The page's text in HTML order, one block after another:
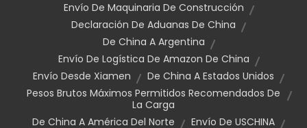
Envío De Maquinaria De Construcción
Declaración De Aduanas De China
De China A Argentina
Envío De Logística De Amazon De China
Envío Desde Xiamen
De China A Estados Unidos
Pesos Brutos Máximos Permitidos Recomendados De
La Carga
De China A América Del Norte
Envío De USCHINA